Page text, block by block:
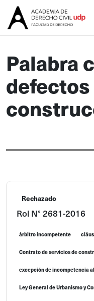
Palabra
Rechazado
Rol N° 2681-2016
árbitro incompetente
Contrato de servicios de
excepción de incompetencia
Ley General de Urbanismo y